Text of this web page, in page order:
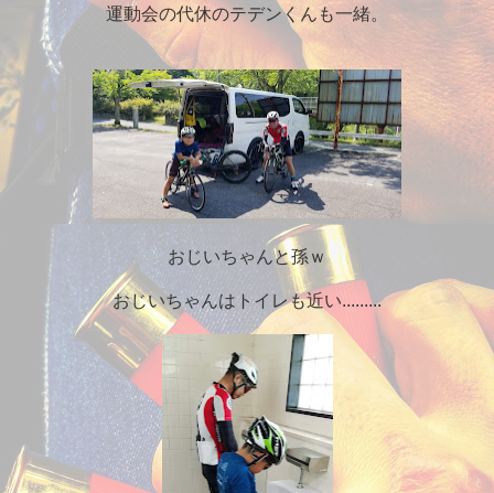
運動会の代休のテデンくんも一緒。
おじいちゃんと孫ｗ
おじいちゃんはトイレも近い.........